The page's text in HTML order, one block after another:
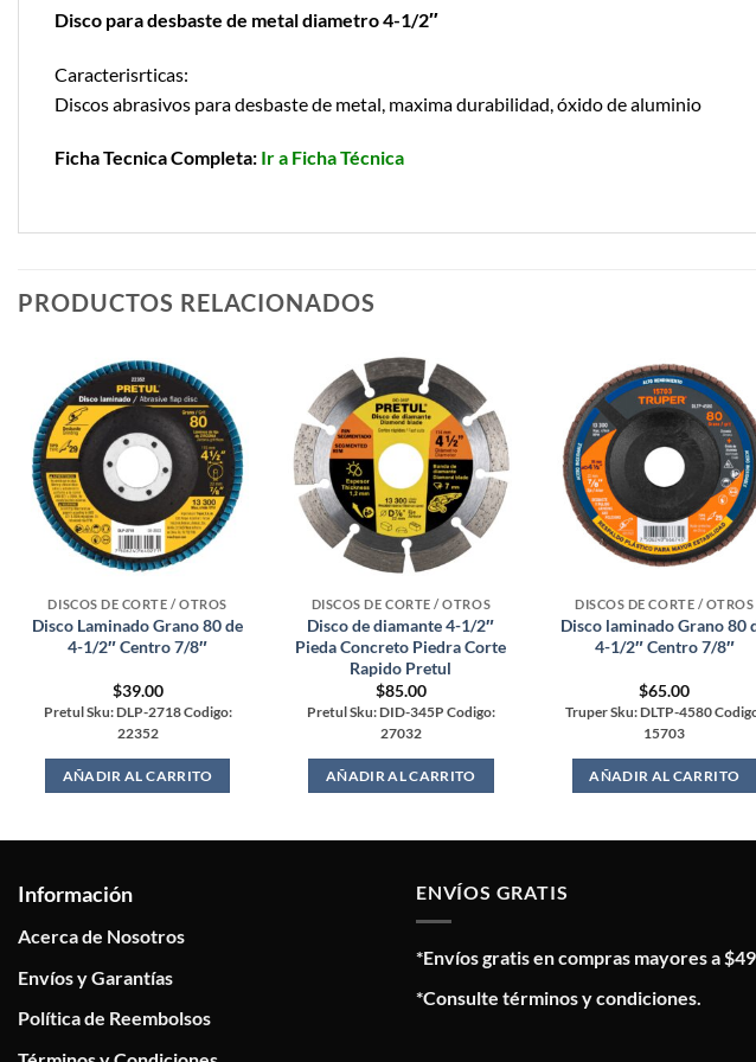
Disco para desbaste de metal diametro 4-1/2″
Caracterisrticas:
Discos abrasivos para desbaste de metal, maxima durabilidad, óxido de aluminio
Ficha Tecnica Completa: Ir a Ficha Técnica
PRODUCTOS RELACIONADOS
DISCOS DE CORTE / OTROS
Disco Laminado Grano 80 de
4-1/2″ Centro 7/8″
$39.00
Pretul Sku: DLP-2718 Codigo:
22352
AÑADIR AL CARRITO
DISCOS DE CORTE / OTROS
Disco de diamante 4-1/2″
Pieda Concreto Piedra Corte
Rapido Pretul
$85.00
Pretul Sku: DID-345P Codigo:
27032
AÑADIR AL CARRITO
DISCOS DE CORTE / OTROS
Disco laminado Grano 80
4-1/2″ Centro 7/8″
$65.00
Truper Sku: DLTP-4580
15703
AÑADIR AL CARRITO
Información
Acerca de Nosotros
Envíos y Garantías
Política de Reembolsos
ENVÍOS GRATIS
*Envíos gratis en compras mayores a
*Consulte términos y condiciones.